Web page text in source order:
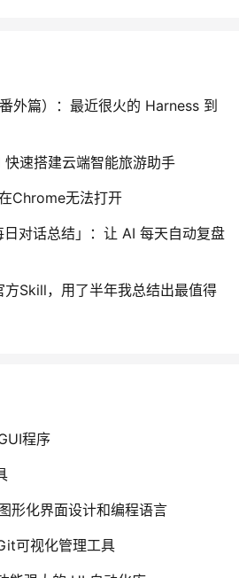
外篇）：最近很火的 Harness 到
速搭建云端智能旅游助手
Chrome无法打开
对话总结」：让 AI 每天自动复盘
Skill，用了半年我总结出最值得
程序
形化界面设计和编程语言
可视化管理工具